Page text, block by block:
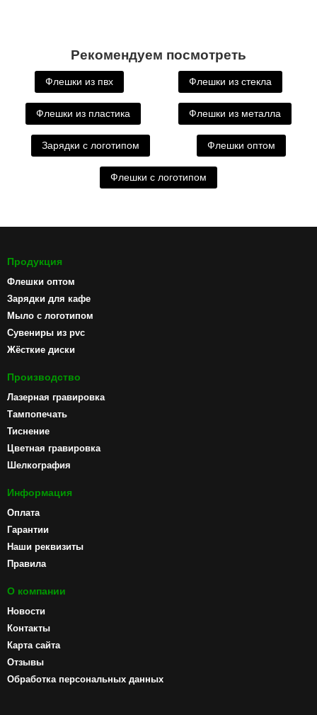
Рекомендуем посмотреть
Флешки из пвх Флешки из стекла
Флешки из пластика Флешки из металла
Зарядки с логотипом Флешки оптом
Флешки с логотипом
Продукция
Флешки оптом
Зарядки для кафе
Мыло с логотипом
Сувениры из pvc
Жёсткие диски
Производство
Лазерная гравировка
Тампопечать
Тиснение
Цветная гравировка
Шелкография
Информация
Оплата
Гарантии
Наши реквизиты
Правила
О компании
Новости
Контакты
Карта сайта
Отзывы
Обработка персональных данных